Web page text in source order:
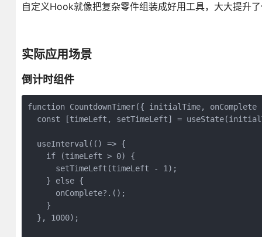
自定义Hook就像把复杂零件组装成好用工具，大大提升了
实际应用场景
倒计时组件
function CountdownTimer({ initialTime,
const [timeLeft, setTimeLeft] =
  useInterval(() => {
    if (timeLeft > 0) {
      setTimeLeft(timeLeft - 1);
    } else {
      onComplete?.();
    }
  }, 1000);